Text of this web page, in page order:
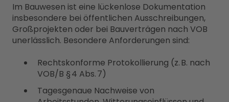
Im Bauwesen ist eine lückenlose Dokumentation
insbesondere bei öffentlichen Ausschreibungen,
Großprojekten oder bei Bauverträgen nach VOB
unerlässlich. Besondere Anforderungen sind:
Rechtskonforme Protokollierung (z. B. nach
VOB/B § 4 Abs. 7)
Tagesgenaue Nachweise von